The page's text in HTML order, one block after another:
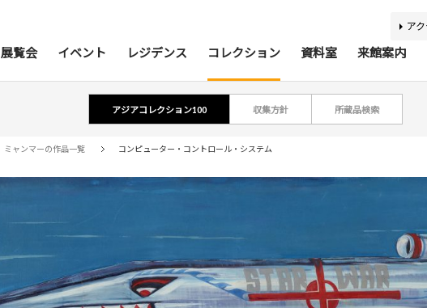
展覧会 イベント レジデンス コレクション 資料室 来館案内
館内
バリアフリー情報 キッズコーナー 団体
施
刊行物 学芸スタッフ ふくお
ア
アジアコレクション100 収集方針 所蔵品検索
ミャンマーの作品一覧 コンピューター・コントロール・システム